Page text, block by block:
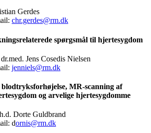
Gerdes
chr.gerdes@rm.dk
spørgsmål til hjertesygdom
Jens Cosedis Nielsen
jenniels@rm.dk
MR-scanning af
og arvelige hjertesygdomme
Dorte Guldbrand
dornis@rm.dk